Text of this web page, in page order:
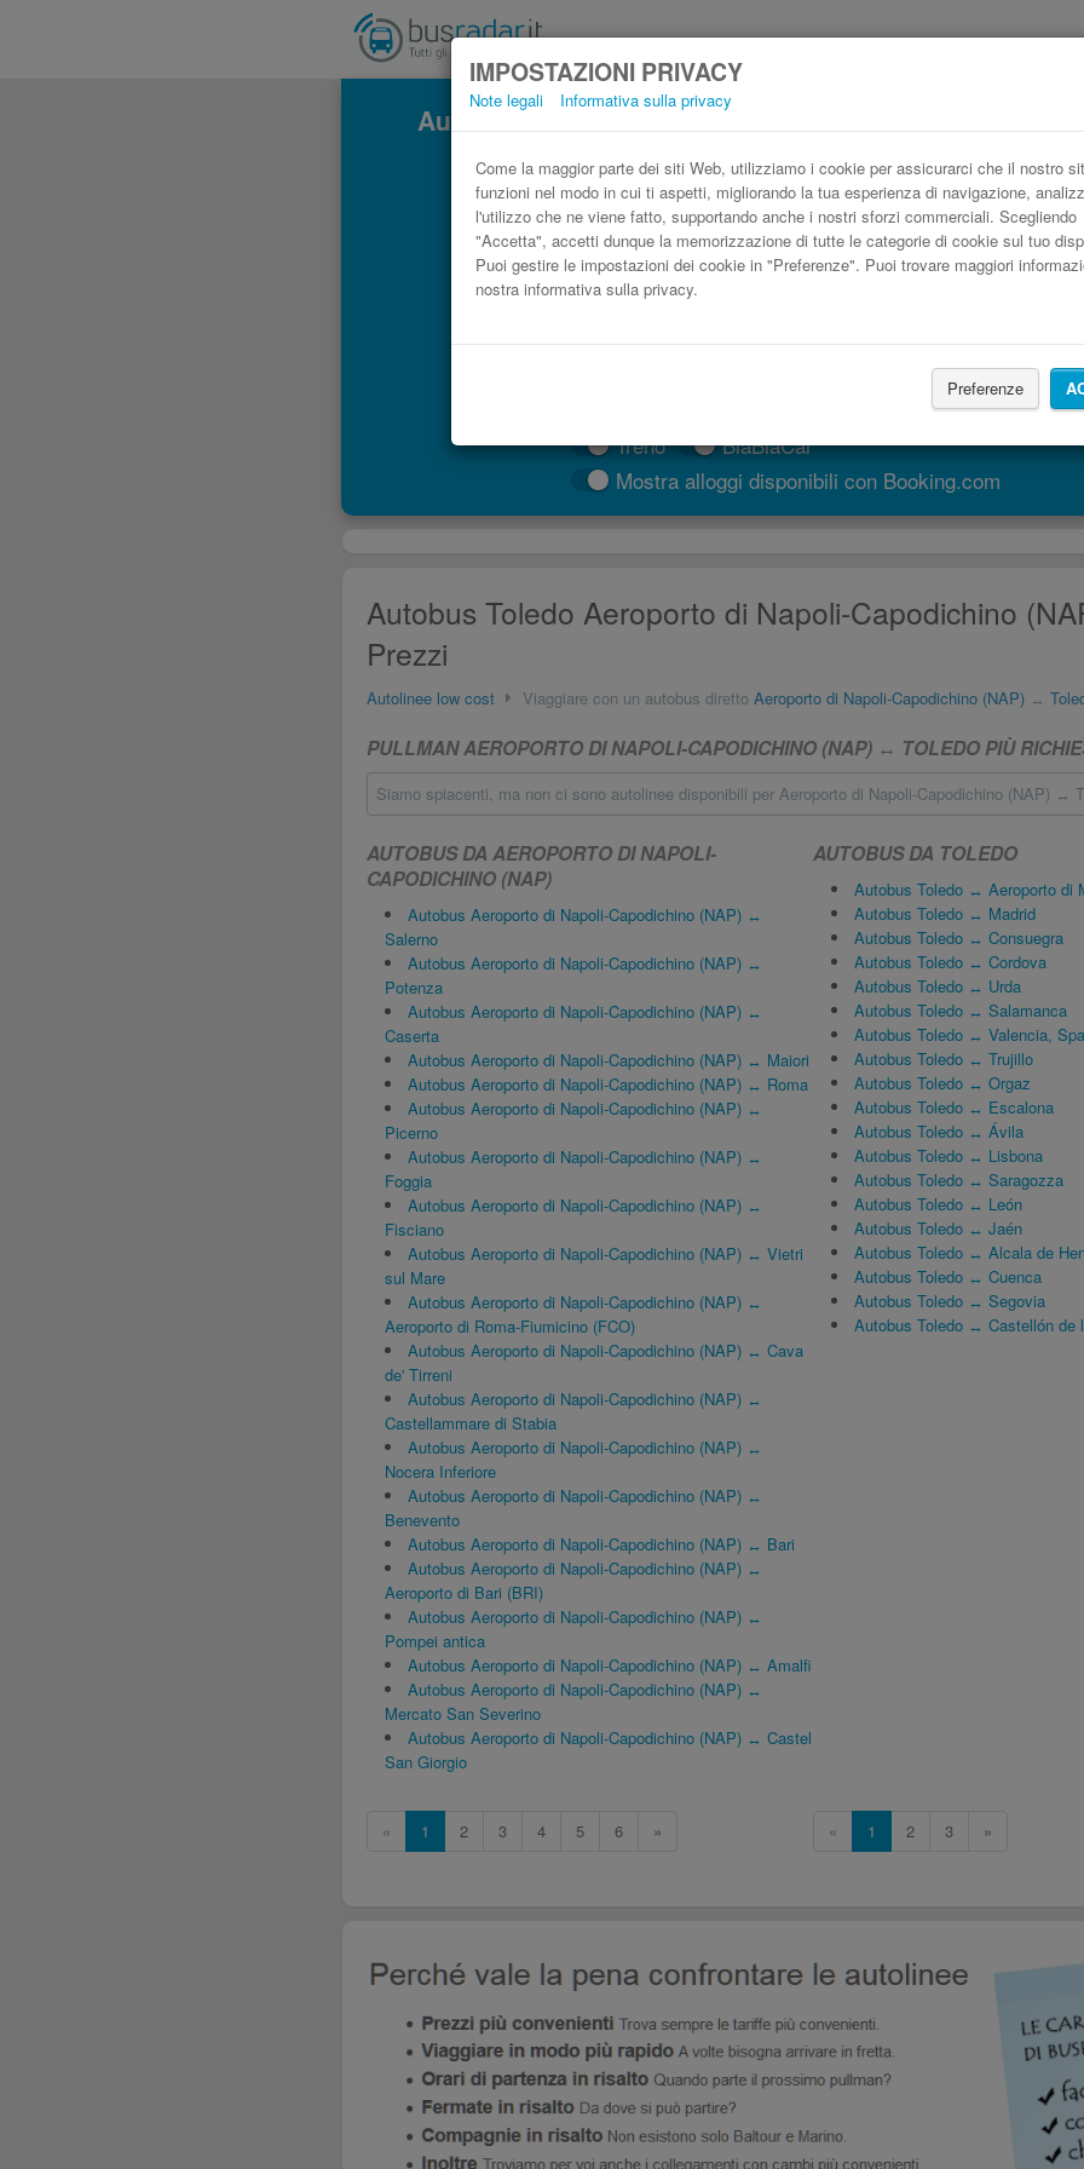
IMPOSTAZIONI PRIVACY
Note legali Informativa sulla privacy
Come la maggior parte dei siti Web, utilizziamo i cookie per assicurarci che il nostro
funzioni nel modo in cui ti aspetti, migliorando la tua esperienza di navigazione,
l'utilizzo che ne viene fatto, supportando anche i nostri sforzi commerciali. Scegliendo
"Accetta", accetti dunque la memorizzazione di tutte le categorie di cookie sul tuo
Puoi gestire le impostazioni dei cookie in "Preferenze". Puoi trovare maggiori
nostra informativa sulla privacy.
Preferenze
Autobus Aeroporto di Napoli-Capodichino (NAP)
Treno
BlaBlaCar
Mostra alloggi disponibili con Booking.com
Autobus Toledo Aeroporto di Napoli-Capodichino
Prezzi
Autolinee low cost Viaggiare con un autobus diretto Aeroporto di Napoli-Capodichino (NAP) ↔
PULLMAN AEROPORTO DI NAPOLI-CAPODICHINO (NAP) ↔ TOLEDO PIÙ
Siamo spiacenti, ma non ci sono autolinee disponibili per Aeroporto di Napoli-Capodichino (NAP) ↔
AUTOBUS DA AEROPORTO DI NAPOLI-
CAPODICHINO (NAP)
Autobus Aeroporto di Napoli-Capodichino (NAP) ↔
Salerno
Autobus Aeroporto di Napoli-Capodichino (NAP) ↔
Potenza
Autobus Aeroporto di Napoli-Capodichino (NAP) ↔
Caserta
Autobus Aeroporto di Napoli-Capodichino (NAP) ↔ Maiori
Autobus Aeroporto di Napoli-Capodichino (NAP) ↔ Roma
Autobus Aeroporto di Napoli-Capodichino (NAP) ↔
Picerno
Autobus Aeroporto di Napoli-Capodichino (NAP) ↔
Foggia
Autobus Aeroporto di Napoli-Capodichino (NAP) ↔
Fisciano
Autobus Aeroporto di Napoli-Capodichino (NAP) ↔ Vietri
sul Mare
Autobus Aeroporto di Napoli-Capodichino (NAP) ↔
Aeroporto di Roma-Fiumicino (FCO)
Autobus Aeroporto di Napoli-Capodichino (NAP) ↔ Cava
de' Tirreni
Autobus Aeroporto di Napoli-Capodichino (NAP) ↔
Castellammare di Stabia
Autobus Aeroporto di Napoli-Capodichino (NAP) ↔
Nocera Inferiore
Autobus Aeroporto di Napoli-Capodichino (NAP) ↔
Benevento
Autobus Aeroporto di Napoli-Capodichino (NAP) ↔ Bari
Autobus Aeroporto di Napoli-Capodichino (NAP) ↔
Aeroporto di Bari (BRI)
Autobus Aeroporto di Napoli-Capodichino (NAP) ↔
Pompei antica
Autobus Aeroporto di Napoli-Capodichino (NAP) ↔ Amalfi
Autobus Aeroporto di Napoli-Capodichino (NAP) ↔
Mercato San Severino
Autobus Aeroporto di Napoli-Capodichino (NAP) ↔ Castel
San Giorgio
« 1 2 3 4 5 6 »
AUTOBUS DA TOLEDO
Autobus Toledo ↔ Aeroporto di
Autobus Toledo ↔ Madrid
Autobus Toledo ↔ Consuegra
Autobus Toledo ↔ Cordova
Autobus Toledo ↔ Urda
Autobus Toledo ↔ Salamanca
Autobus Toledo ↔ Valencia,
Autobus Toledo ↔ Trujillo
Autobus Toledo ↔ Orgaz
Autobus Toledo ↔ Escalona
Autobus Toledo ↔ Ávila
Autobus Toledo ↔ Lisbona
Autobus Toledo ↔ Saragozza
Autobus Toledo ↔ León
Autobus Toledo ↔ Jaén
Autobus Toledo ↔ Alcala de
Autobus Toledo ↔ Cuenca
Autobus Toledo ↔ Segovia
Autobus Toledo ↔ Castellón de
« 1 2 3 »